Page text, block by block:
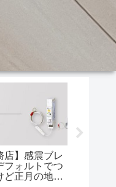
店】感震ブレ
フォルトでつ
ど正月の地震